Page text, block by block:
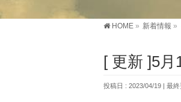
HOME » 新着情報 »
[ 更新 ]5
投稿日 : 2023/04/19 最終